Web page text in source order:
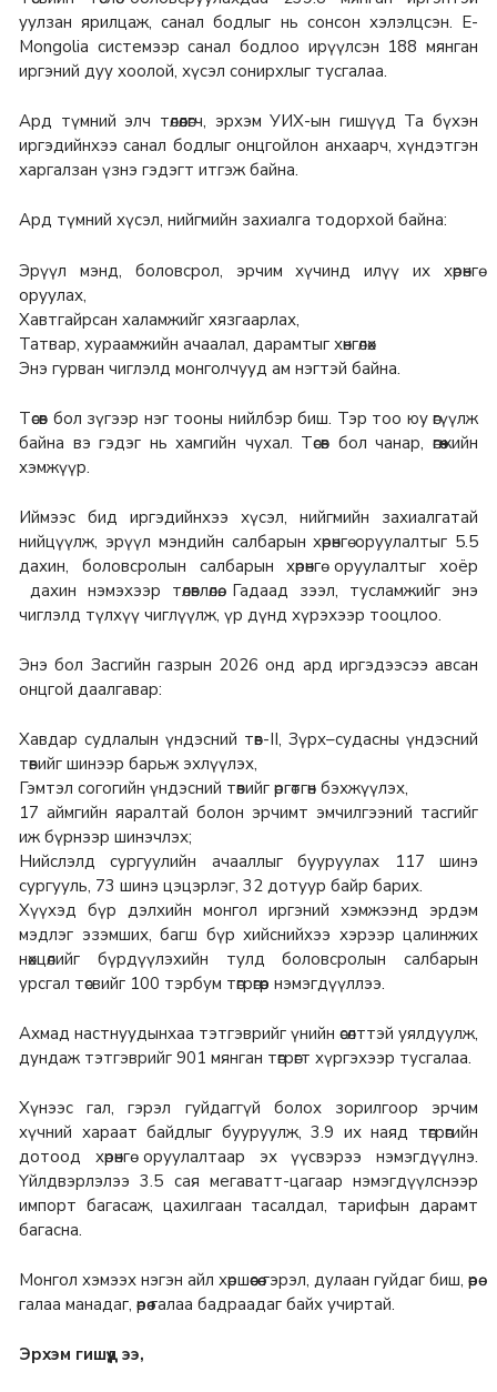
уулзан ярилцаж, санал бодлыг нь сонсон хэлэлцсэн. E-
Mongolia системээр санал бодлоо ирүүлсэн 188 мянган
иргэний дуу хоолой, хүсэл сонирхлыг тусгалаа.
Ард түмний элч төлөөлөгч, эрхэм УИХ-ын гишүүд Та бүхэн
иргэдийнхээ санал бодлыг онцгойлон анхаарч, хүндэтгэн
харгалзан үзнэ гэдэгт итгэж байна.
Ард түмний хүсэл, нийгмийн захиалга тодорхой байна:
Эрүүл мэнд, боловсрол, эрчим хүчинд илүү их хөрөнгө
оруулах,
Хавтгайрсан халамжийг хязгаарлах,
Татвар, хураамжийн ачаалал, дарамтыг хөнгөлөх
Энэ гурван чиглэлд монголчууд ам нэгтэй байна.
Төсөв бол зүгээр нэг тооны нийлбэр биш. Тэр тоо юу өгүүлж
байна вэ гэдэг нь хамгийн чухал. Төсөв бол чанар, өгөөжийн
хэмжүүр.
Иймээс бид иргэдийнхээ хүсэл, нийгмийн захиалгатай
нийцүүлж, эрүүл мэндийн салбарын хөрөнгө оруулалтыг 5.5
дахин, боловсролын салбарын хөрөнгө оруулалтыг хоёр
дахин нэмэхээр төлөвлөлөө. Гадаад зээл, тусламжийг энэ
чиглэлд түлхүү чиглүүлж, үр дүнд хүрэхээр тооцлоо.
Энэ бол Засгийн газрын 2026 онд ард иргэдээсээ авсан
онцгой даалгавар:
Хавдар судлалын үндэсний төв-II, Зүрх–судасны үндэсний
төвийг шинээр барьж эхлүүлэх,
Гэмтэл согогийн үндэсний төвийг өргөтгөн бэхжүүлэх,
17 аймгийн яаралтай болон эрчимт эмчилгээний тасгийг
иж бүрнээр шинэчлэх;
Нийслэлд сургуулийн ачааллыг бууруулах 117 шинэ
сургууль, 73 шинэ цэцэрлэг, 32 дотуур байр барих.
Хүүхэд бүр дэлхийн монгол иргэний хэмжээнд эрдэм
мэдлэг эзэмших, багш бүр хийснийхээ хэрээр цалинжих
нөхцөлийг бүрдүүлэхийн тулд боловсролын салбарын
урсгал төсвийг 100 тэрбум төгрөгөөр нэмэгдүүллээ.
Ахмад настнуудынхаа тэтгэврийг үнийн өсөлттэй уялдуулж,
дундаж тэтгэврийг 901 мянган төгрөгт хүргэхээр тусгалаа.
Хүнээс гал, гэрэл гуйдаггүй болох зорилгоор эрчим
хүчний хараат байдлыг бууруулж, 3.9 их наяд төгрөгийн
дотоод хөрөнгө оруулалтаар эх үүсвэрээ нэмэгдүүлнэ.
Үйлдвэрлэлээ 3.5 сая мегаватт-цагаар нэмэгдүүлснээр
импорт багасаж, цахилгаан тасалдал, тарифын дарамт
багасна.
Монгол хэмээх нэгэн айл хөршөөсөө гэрэл, дулаан гуйдаг биш, өөрөө
галаа манадаг, өөрөө галаа бадраадаг байх учиртай.
Эрхэм гишүүд ээ,